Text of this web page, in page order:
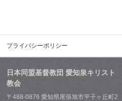
プライバシーポリシー
日本同盟基督教団 愛知泉キリスト
教会
〒488-0876 愛知県尾張旭市平子ヶ丘町2